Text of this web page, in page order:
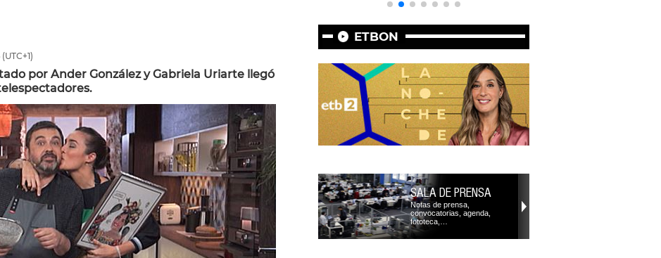
(UTC+1)
por Ander González y Gabriela Uriarte llegó
ETBON
SALA DE PRENSA
Notas de prensa,
convocatorias, agenda,
fototeca,…